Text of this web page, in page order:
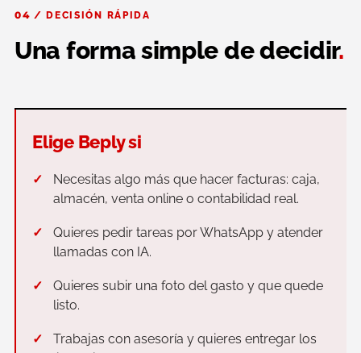
04 / DECISIÓN RÁPIDA
Una forma simple de decidir.
Elige Beply si
Necesitas algo más que hacer facturas: caja,
almacén, venta online o contabilidad real.
Quieres pedir tareas por WhatsApp y atender
llamadas con IA.
Quieres subir una foto del gasto y que quede
listo.
Trabajas con asesoría y quieres entregar los